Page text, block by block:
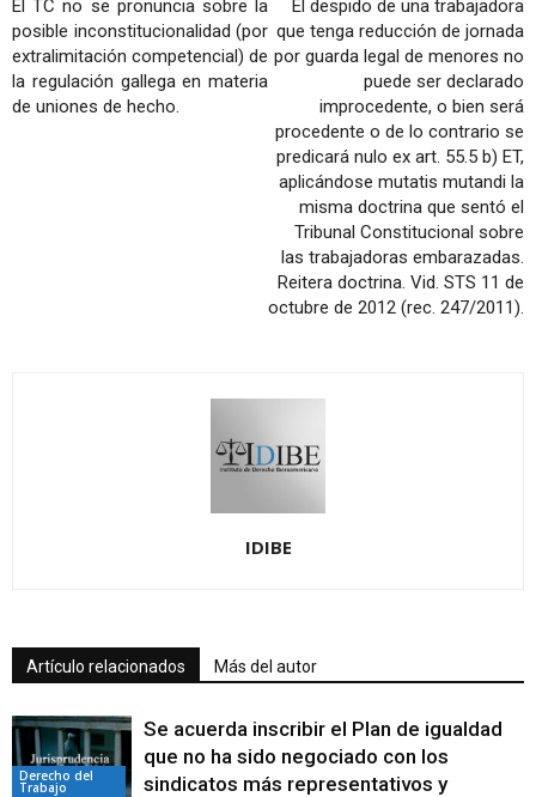
El TC no se pronuncia sobre la
posible inconstitucionalidad (por
extralimitación competencial) de
la regulación gallega en materia
de uniones de hecho.
El despido de una trabajadora
que tenga reducción de jornada
por guarda legal de menores no
puede ser declarado
improcedente, o bien será
procedente o de lo contrario se
predicará nulo ex art. 55.5 b) ET,
aplicándose mutatis mutandi la
misma doctrina que sentó el
Tribunal Constitucional sobre
las trabajadoras embarazadas.
Reitera doctrina. Vid. STS 11 de
octubre de 2012 (rec. 247/2011).
IDIBE
Artículo relacionados Más del autor
Derecho del
Trabajo
Se acuerda inscribir el Plan de igualdad
que no ha sido negociado con los
sindicatos más representativos y